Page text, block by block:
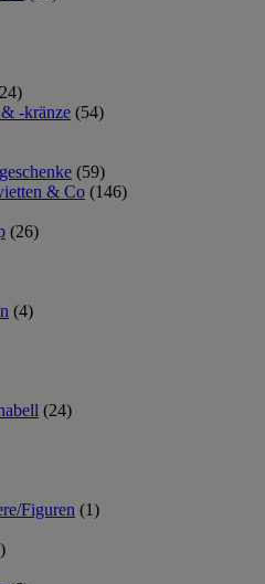
-kränze (54)
(59)
& Co (146)
(26)
(4)
(24)
Figuren (1)